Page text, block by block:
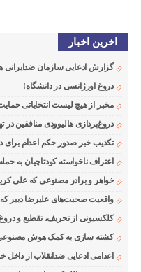
اخرین اخبار
گزارش ادعایی سازمان ضدایرانی
دروغ اورژانسی در دانشگاه!
مخبر از هیچ لیست انتخاباتی
دروغ‌پردازی هالیوودی منافقین در
تکذیب خبر صدور حکم اعدام برای
اعتراف ناخواسته کودتاچیان به
خواهر و برادر مصنوعی که علی
واقعیت صحبت‌های علیرضا دبیر
کلکسیونی از تحریف، تقطیع و
کشته سازی به کمک هوش
اعدامی ادعایی ضدانقلاب از داخل